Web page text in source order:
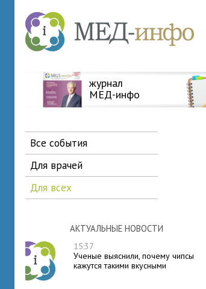
журнал
МЕД-инфо
все события
для врачей
для всех
АКТУАЛЬНЫЕ НОВОСТИ
15:37
Ученые выяснили, почему чипсы
кажутся такими вкусными